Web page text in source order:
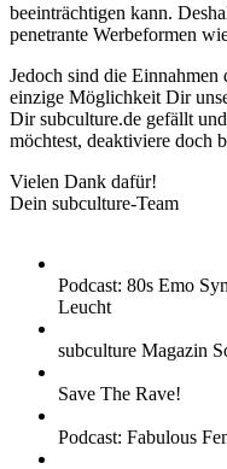
beeinträchtigen kann.
penetrante Werbeformen
Jedoch sind die Einnahmen
einzige Möglichkeit Dir
Dir subculture.de gefällt
möchtest, deaktiviere doch
Vielen Dank dafür!
Dein subculture-Team
Podcast: 80s Emo
Leucht
subculture Magazin
Save The Rave!
Podcast: Fabulous